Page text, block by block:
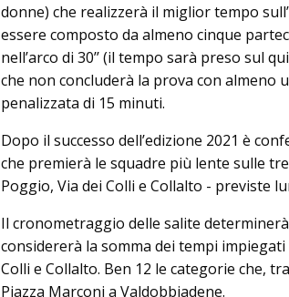
donne) che realizzerà il miglior tempo
essere composto da almeno cinque
nell’arco di 30’’ (il tempo sarà preso sul
che non concluderà la prova con almeno
penalizzata di 15 minuti.
Dopo il successo dell’edizione 2021 è
che premierà le squadre più lente sulle
Poggio, Via dei Colli e Collalto - previste
Il cronometraggio delle salite determinerà
considererà la somma dei tempi impiegati
Colli e Collalto. Ben 12 le categorie che,
Piazza Marconi a Valdobbiadene.